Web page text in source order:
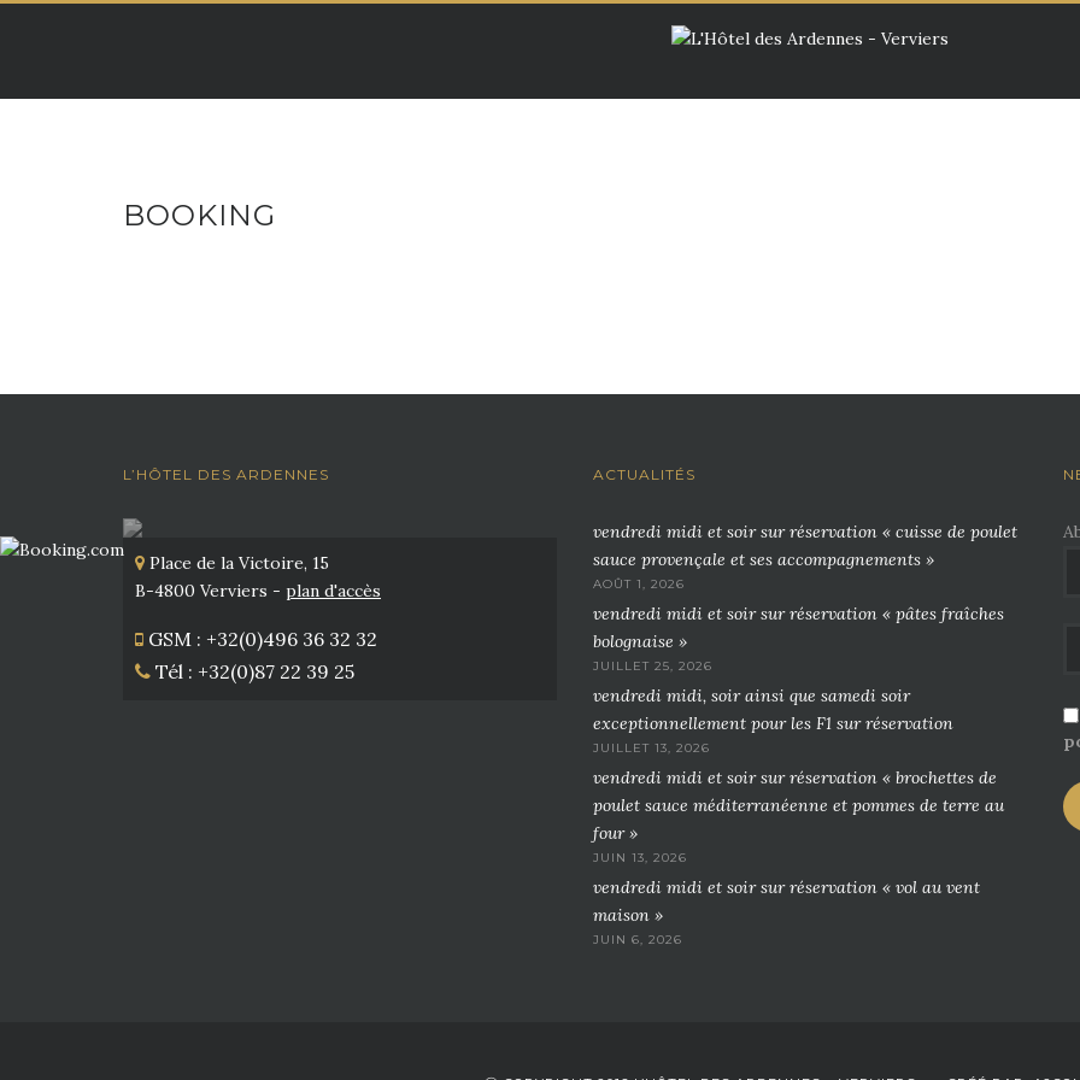
BOOKING
L’HÔTEL DES ARDENNES
Place de la Victoire, 15
B-4800 Verviers - plan d'accès
GSM : +32(0)496 36 32 32
Tél : +32(0)87 22 39 25
ACTUALITÉS
vendredi midi et soir sur réservation « cuisse de poulet
sauce provençale et ses accompagnements »
AOÛT 1, 2026
vendredi midi et soir sur réservation « pâtes fraîches
bolognaise »
JUILLET 25, 2026
vendredi midi, soir ainsi que samedi soir
exceptionnellement pour les F1 sur réservation
JUILLET 13, 2026
vendredi midi et soir sur réservation « brochettes de
poulet sauce méditerranéenne et pommes de terre au
four »
JUIN 13, 2026
vendredi midi et soir sur réservation « vol au vent
maison »
JUIN 6, 2026